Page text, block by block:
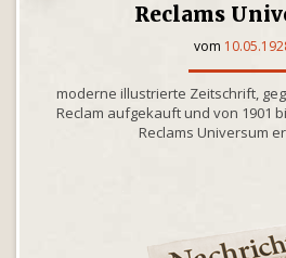
Reclams
vom
moderne illustrierte Zeitschrift,
Reclam aufgekauft und von 1901
Reclams Universum